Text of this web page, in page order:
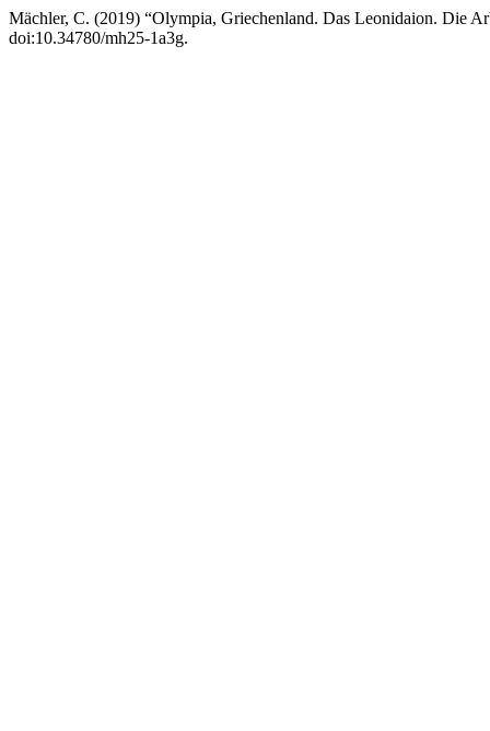
Mächler, C. (2019) “Olympia, Griechenland. Das Leonidaion. Die
doi:10.34780/mh25-1a3g.